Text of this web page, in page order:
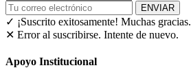
ENVIAR
✓ ¡Suscrito exitosamente! Muchas gracias.
✕ Error al suscribirse. Intente de nuevo.
Apoyo Institucional